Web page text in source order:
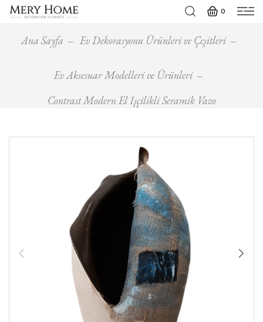
0
Ana Sayfa Ev Dekorasyonu Ürünleri ve Çeşitleri
Ev Aksesuar Modelleri ve Ürünleri
Contrast Modern El İşçilikli Seramik Vazo